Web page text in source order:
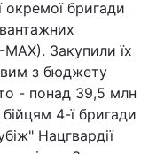
окремої бригади
Закупили їх
з бюджету
- понад 39,5 млн
4-ї бригади
Нацгвардії